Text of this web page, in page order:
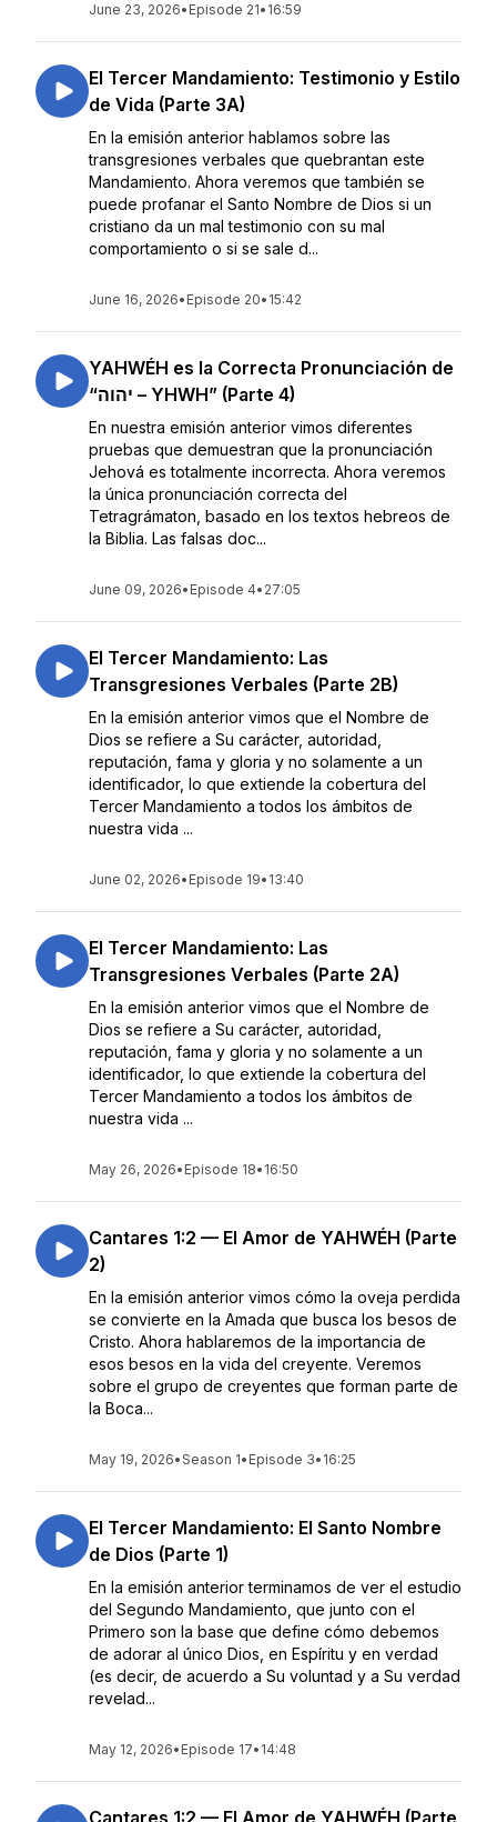
June 23, 2026• Episode 21• 16:59
El Tercer Mandamiento: Testimonio y Estilo
de Vida (Parte 3A)
En la emisión anterior hablamos sobre las
transgresiones verbales que quebrantan este
Mandamiento. Ahora veremos que también se
puede profanar el Santo Nombre de Dios si un
cristiano da un mal testimonio con su mal
comportamiento o si se sale d...
June 16, 2026• Episode 20• 15:42
YAHWÉH es la Correcta Pronunciación de
“יהוה – YHWH” (Parte 4)
En nuestra emisión anterior vimos diferentes
pruebas que demuestran que la pronunciación
Jehová es totalmente incorrecta. Ahora veremos
la única pronunciación correcta del
Tetragrámaton, basado en los textos hebreos de
la Biblia. Las falsas doc...
June 09, 2026• Episode 4• 27:05
El Tercer Mandamiento: Las
Transgresiones Verbales (Parte 2B)
En la emisión anterior vimos que el Nombre de
Dios se refiere a Su carácter, autoridad,
reputación, fama y gloria y no solamente a un
identificador, lo que extiende la cobertura del
Tercer Mandamiento a todos los ámbitos de
nuestra vida ...
June 02, 2026• Episode 19• 13:40
El Tercer Mandamiento: Las
Transgresiones Verbales (Parte 2A)
En la emisión anterior vimos que el Nombre de
Dios se refiere a Su carácter, autoridad,
reputación, fama y gloria y no solamente a un
identificador, lo que extiende la cobertura del
Tercer Mandamiento a todos los ámbitos de
nuestra vida ...
May 26, 2026• Episode 18• 16:50
Cantares 1:2 — El Amor de YAHWÉH (Parte
2)
En la emisión anterior vimos cómo la oveja perdida
se convierte en la Amada que busca los besos de
Cristo. Ahora hablaremos de la importancia de
esos besos en la vida del creyente. Veremos
sobre el grupo de creyentes que forman parte de
la Boca...
May 19, 2026•Season 1• Episode 3• 16:25
El Tercer Mandamiento: El Santo Nombre
de Dios (Parte 1)
En la emisión anterior terminamos de ver el estudio
del Segundo Mandamiento, que junto con el
Primero son la base que define cómo debemos
de adorar al único Dios, en Espíritu y en verdad
(es decir, de acuerdo a Su voluntad y a Su verdad
revelad...
May 12, 2026• Episode 17• 14:48
Cantares 1:2 — El Amor de YAHWÉH (Parte